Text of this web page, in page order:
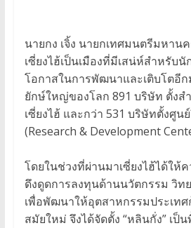
นายกง เจิ้ง นายกเทศมนตรีมหาน
เซี่ยงไฮ้เป็นเมืองที่มีเสน่ห์สำหรับ
โอกาสในการพัฒนาและเติบโตอี
ยักษ์ใหญ่ของโลก 891 บริษัท ตั้ง
เซี่ยงไฮ้ และกว่า 531 บริษัทตั้งศู
(Research & Development
โดยในช่วงที่ผ่านมาเซี่ยงไฮ้ได้ให้
ดึงดูดการลงทุนด้านนวัตกรรม วิท
เพื่อพัฒนาให้อุตสาหกรรมประเท
สมัยใหม่ จึงได้จัดตั้ง “หลินกั่ง” เป็